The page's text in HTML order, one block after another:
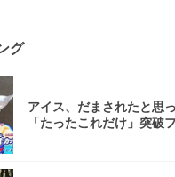
グ
アイス、だまされたと思
「たったこれだけ」突破